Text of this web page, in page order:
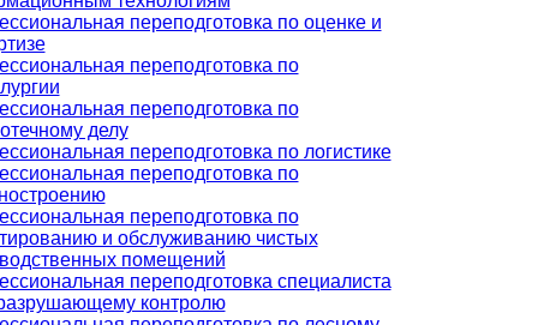
переподготовка по оценке и
переподготовка по
переподготовка по
делу
переподготовка по логистике
переподготовка по
переподготовка по
и обслуживанию чистых
помещений
переподготовка специалиста
контролю